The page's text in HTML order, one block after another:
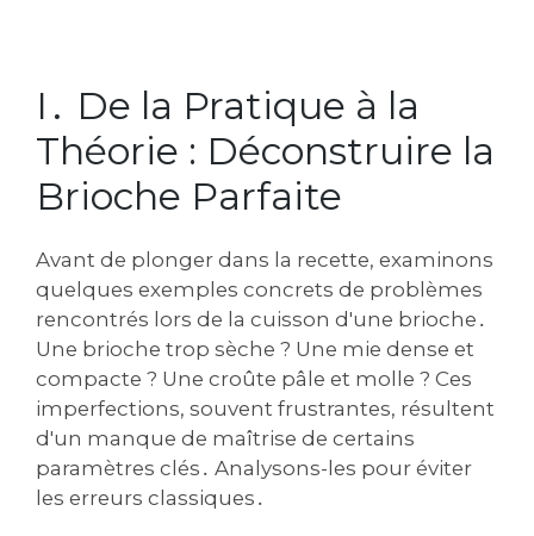
I․ De la Pratique à la
Théorie : Déconstruire la
Brioche Parfaite
Avant de plonger dans la recette‚ examinons
quelques exemples concrets de problèmes
rencontrés lors de la cuisson d'une brioche․
Une brioche trop sèche ? Une mie dense et
compacte ? Une croûte pâle et molle ? Ces
imperfections‚ souvent frustrantes‚ résultent
d'un manque de maîtrise de certains
paramètres clés․ Analysons-les pour éviter
les erreurs classiques․